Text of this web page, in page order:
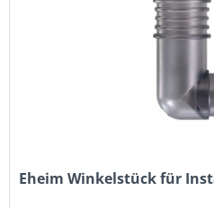
Eheim Winkelstück für